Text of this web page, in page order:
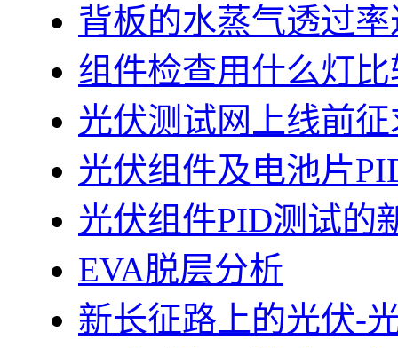
背板的水蒸气透过
组件检查用什么灯
光伏测试网上线前
光伏组件及电池片
光伏组件PID测试的
EVA脱层分析
新长征路上的光伏-